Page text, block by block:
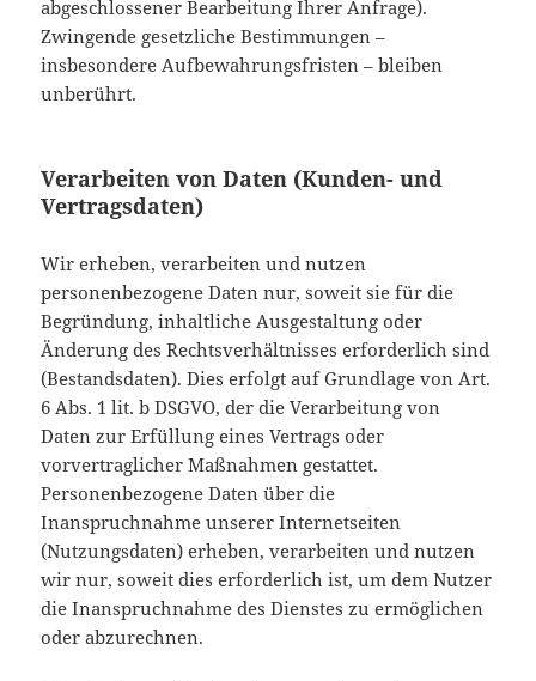
abgeschlossener Bearbeitung Ihrer Anfrage).
Zwingende gesetzliche Bestimmungen –
insbesondere Aufbewahrungsfristen – bleiben
unberührt.
Verarbeiten von Daten (Kunden- und
Vertragsdaten)
Wir erheben, verarbeiten und nutzen
personenbezogene Daten nur, soweit sie für die
Begründung, inhaltliche Ausgestaltung oder
Änderung des Rechtsverhältnisses erforderlich sind
(Bestandsdaten). Dies erfolgt auf Grundlage von Art.
6 Abs. 1 lit. b DSGVO, der die Verarbeitung von
Daten zur Erfüllung eines Vertrags oder
vorvertraglicher Maßnahmen gestattet.
Personenbezogene Daten über die
Inanspruchnahme unserer Internetseiten
(Nutzungsdaten) erheben, verarbeiten und nutzen
wir nur, soweit dies erforderlich ist, um dem Nutzer
die Inanspruchnahme des Dienstes zu ermöglichen
oder abzurechnen.